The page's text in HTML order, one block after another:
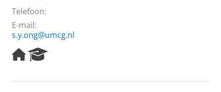
Telefoon:
E-mail:
s.y.ong@umcg.nl
H
o
e
e